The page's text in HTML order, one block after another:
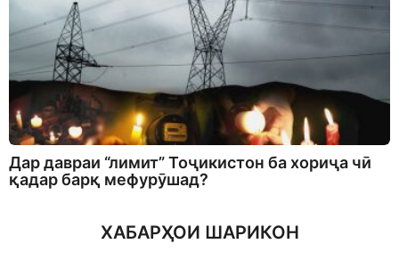
Дар давраи “лимит” Тоҷикистон ба хориҷа чӣ
қадар барқ мефурӯшад?
ХАБАРҲОИ ШАРИКОН